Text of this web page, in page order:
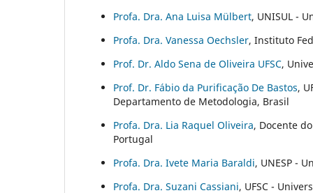
Profa. Dra. Ana Luisa Mülbert, UNISUL -
Profa. Dra. Vanessa Oechsler, Instituto
Prof. Dr. Aldo Sena de Oliveira UFSC,
Prof. Dr. Fábio da Purificação De Bastos,
Departamento de Metodologia, Brasil
Profa. Dra. Lia Raquel Oliveira, Docente
Portugal
Profa. Dra. Ivete Maria Baraldi, UNESP -
Profa. Dra. Suzani Cassiani, UFSC -